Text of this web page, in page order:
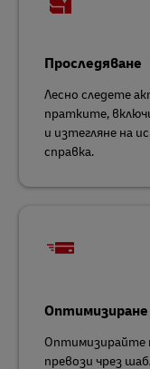
Проследяване
Лесно следете
пратките,
и изтегляне на
справка.
Оптимизиране
Оптимизирайте
превози чрез